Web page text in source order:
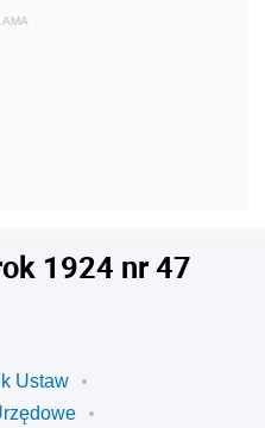
1924 nr 47
Ustaw